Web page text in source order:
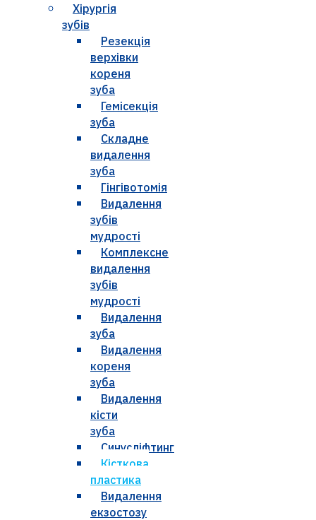
Хірургія
зубів
Резекція
верхівки
кореня
зуба
Гемісекція
зуба
Складне
видалення
зуба
Гінгівотомія
Видалення
зубів
мудрості
Комплексне
видалення
зубів
мудрості
Видалення
зуба
Видалення
кореня
зуба
Видалення
кісти
зуба
Синусліфтинг
Кісткова
пластика
Видалення
екзостозу